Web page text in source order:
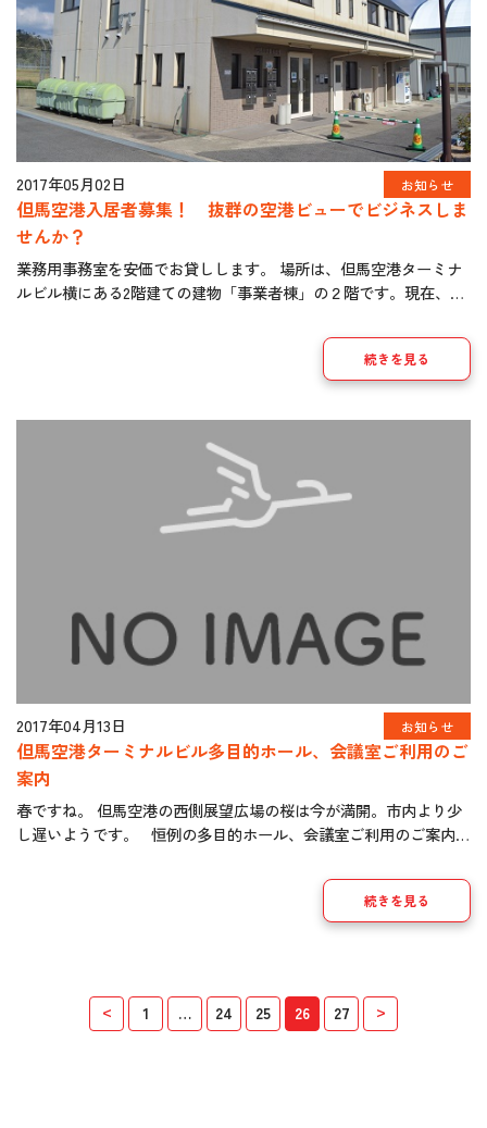
2017年05月02日 お知らせ
但馬空港入居者募集！ 抜群の空港ビューでビジネスしま
せんか？
業務用事務室を安価でお貸しします。 場所は、但馬空港ターミナ
ルビル横にある2階建ての建物「事業者棟」の２階です。現在、２
空機の離着陸がすぐそこに見えます。 航空 […]
続きを見る
2017年04月13日 お知らせ
但馬空港ターミナルビル多目的ホール、会議室ご利用のご
案内
春ですね。 但馬空港の西側展望広場の桜は今が満開。市内より少
し遅いようです。 恒例の多目的ホール、会議室ご利用のご案内で
続きを見る
< 1 … 24 25 26 27 >